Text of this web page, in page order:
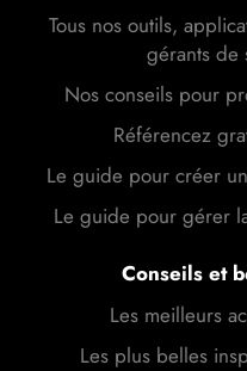
Tous nos outils,
gérants de
Nos conseils pour
Référencez
Le guide pour créer
Le guide pour gérer
Conseils et
Les meilleurs
Les plus belles